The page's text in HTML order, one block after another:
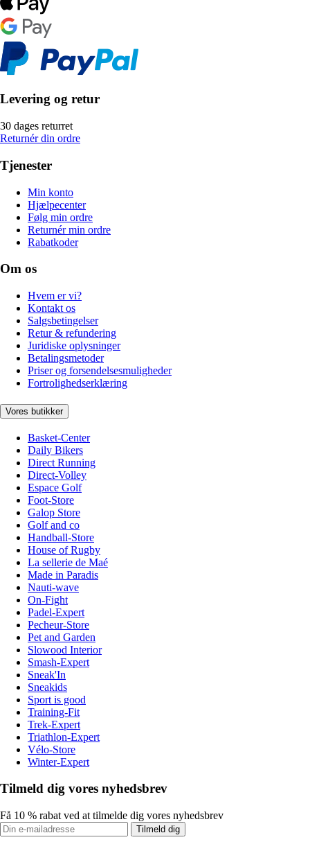
Levering og retur
30 dages returret
Returnér din ordre
Tjenester
Min konto
Hjælpecenter
Følg min ordre
Returnér min ordre
Rabatkoder
Om os
Hvem er vi?
Kontakt os
Salgsbetingelser
Retur & refundering
Juridiske oplysninger
Betalingsmetoder
Priser og forsendelsesmuligheder
Fortrolighedserklæring
Vores butikker
Basket-Center
Daily Bikers
Direct Running
Direct-Volley
Espace Golf
Foot-Store
Galop Store
Golf and co
Handball-Store
House of Rugby
La sellerie de Maé
Made in Paradis
Nauti-wave
On-Fight
Padel-Expert
Pecheur-Store
Pet and Garden
Slowood Interior
Smash-Expert
Sneak'In
Sneakids
Sport is good
Training-Fit
Trek-Expert
Triathlon-Expert
Vélo-Store
Winter-Expert
Tilmeld dig vores nyhedsbrev
Få 10 % rabat ved at tilmelde dig vores nyhedsbrev
Tilmeld dig